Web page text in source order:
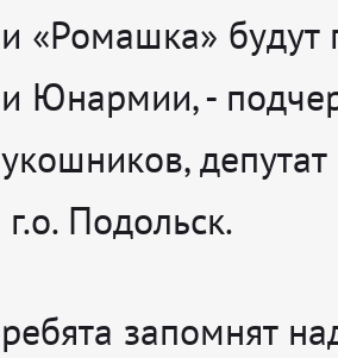
«Ромашка» будут
Юнармии,-
депутат
Подольск.
запомнят